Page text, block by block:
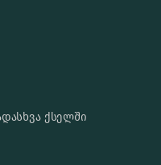
ქსელში